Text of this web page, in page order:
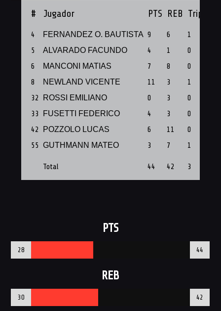
# Jugador PTS REB Triples
4 FERNANDEZ O. BAUTISTA 9 6 1
5
ALVARADO FACUNDO 4 1 0
6
MANCONI MATIAS 7 8 0
8
NEWLAND VICENTE 11 3 1
32
ROSSI EMILIANO 0 3 0
33
FUSETTI FEDERICO 4 3 0
42
POZZOLO LUCAS 6 11 0
55 GUTHMANN MATEO 3 7 1
Total 44 42 3
PTS
28 44
REB
30 42